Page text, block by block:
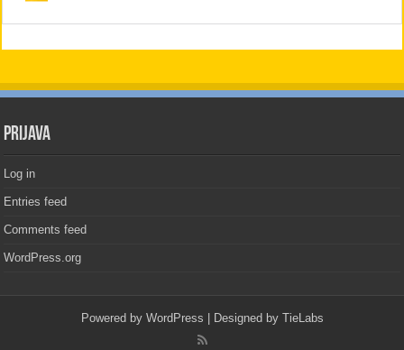
PRIJAVA
Log in
Entries feed
Comments feed
WordPress.org
Powered by WordPress | Designed by TieLabs